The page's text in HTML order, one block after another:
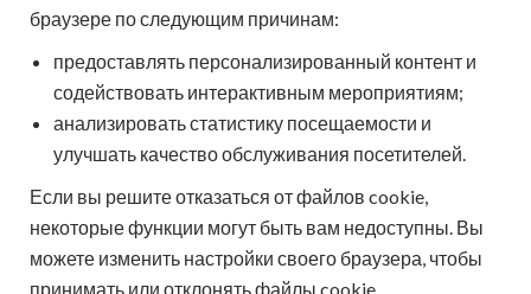
браузере по следующим причинам:
предоставлять персонализированный контент и
содействовать интерактивным мероприятиям;
анализировать статистику посещаемости и
улучшать качество обслуживания посетителей.
Если вы решите отказаться от файлов cookie,
некоторые функции могут быть вам недоступны. Вы
можете изменить настройки своего браузера, чтобы
принимать или отклонять файлы cookie.